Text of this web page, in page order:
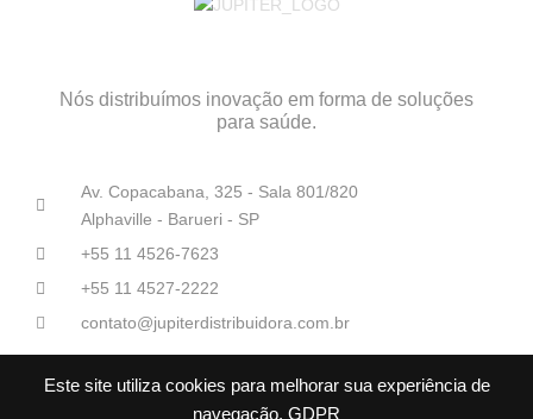
Este site utiliza cookies para melhorar sua experiência de
navegação. GDPR
Nós distribuímos inovação em forma de soluções
para saúde.
Av. Copacabana, 325 - Sala 801/820
Alphaville - Barueri - SP
+55 11 4526-7623
+55 11 4527-2222
contato@jupiterdistribuidora.com.br